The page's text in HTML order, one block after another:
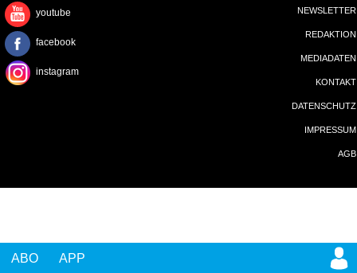
ABO APP
youtube
facebook
instagram
NEWSLETTER
REDAKTION
MEDIADATEN
KONTAKT
DATENSCHUTZ
IMPRESSUM
AGB